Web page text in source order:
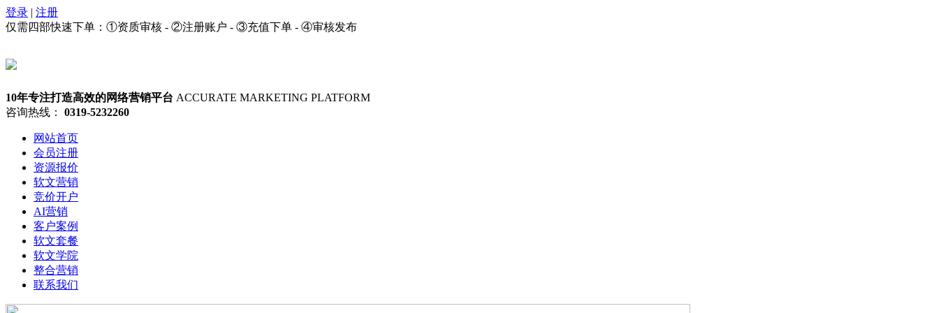
登录 | 注册
仅需四部快速下单：①资质审核 - ②注册账户 - ③充值下单 - ④审核发布
10年专注打造高效的网络营销平台 ACCURATE MARKETING PLATFORM
咨询热线：
0319-5232260
网站首页
会员注册
资源报价
软文营销
竞价开户
AI营销
客户案例
软文套餐
软文学院
整合营销
联系我们